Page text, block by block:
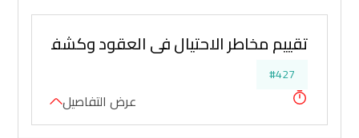
تقييم مخاطر الاحتيال في العقود وكشف
#427
عرض التفاصيل